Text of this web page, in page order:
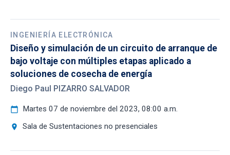
INGENIERÍA ELECTRÓNICA
Diseño y simulación de un circuito de arranque de
bajo voltaje con múltiples etapas aplicado a
soluciones de cosecha de energía
Diego Paul PIZARRO SALVADOR
calendar_today Martes 07 de noviembre del 2023, 08:00 a.m.
location_on Sala de Sustentaciones no presenciales